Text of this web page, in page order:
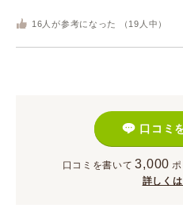
16 人が参考になった （ 19 人中）
口コミ
口コミを書いて 3,000 ポ
詳しく